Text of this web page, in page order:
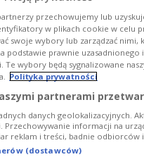
Maria
olimpijski na
przechowujemy lub
w plikach cookie w celu
swoje wybory lub zarządzać nimi,
podstawie prawnie
Te wybory będą sygnalizowane
Polityka prywatności
partnerami
danych geolokalizacyjnych.
Przechowywanie informacji na
reklam i treści, badnie odbiorców i
(dostawców)